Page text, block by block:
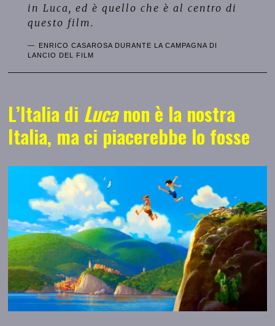
inLuca, ed è quello che è al centro di
questo film.
ENRICO CASAROSA DURANTE LA CAMPAGNA DI
LANCIO DEL FILM
L’Italia di Lucanon è la nostra
Italia, ma ci piacerebbe lo fosse